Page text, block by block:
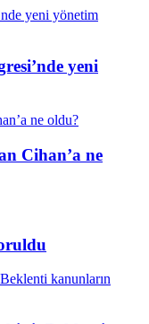
yeni
Cihan’a ne